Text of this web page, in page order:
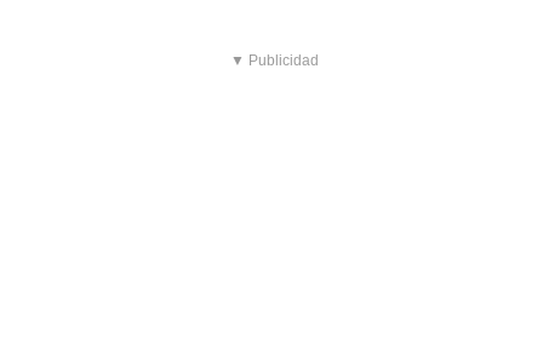
▼ Publicidad